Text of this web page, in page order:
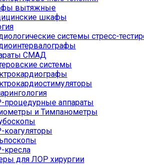
вытяжные
шкафы
системы стресс-
СМАД
системы
аппараты
и Тимпанометры
для ЛОР хирургии